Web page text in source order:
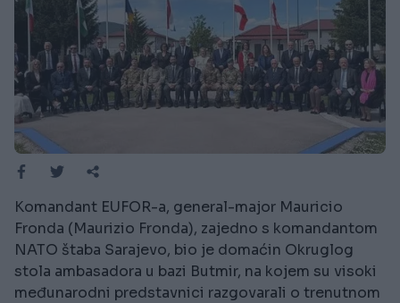
Komandant EUFOR-a, general-major Mauricio
Fronda (Maurizio Fronda), zajedno s komandantom
NATO štaba Sarajevo, bio je domaćin Okruglog
stola ambasadora u bazi Butmir, na kojem su visoki
međunarodni predstavnici razgovarali o trenutnom